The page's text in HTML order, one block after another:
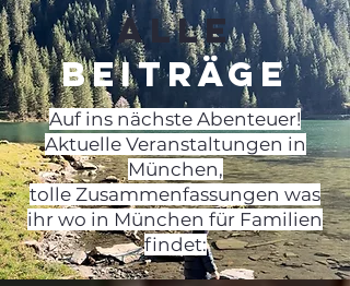
ALLE
BEITRÄGE
Auf ins nächste Abenteuer!
Aktuelle Veranstaltungen in
München,
tolle Zusammenfassungen was
ihr wo in München für Familien
findet: